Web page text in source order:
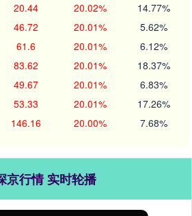
20.44 20.02% 14.77%
46.72 20.01% 5.62%
61.6 20.01% 6.12%
83.62 20.01% 18.37%
49.67 20.01% 6.83%
53.33 20.01% 17.26%
146.16 20.00% 7.68%
京行情 实时轮播